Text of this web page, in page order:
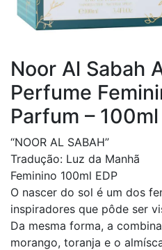
Noor Al Sabah
Perfume
Parfum – 100ml
“NOOR AL SABAH”
Tradução: Luz da Manhã
Feminino 100ml EDP
O nascer do sol é um dos
inspiradores que pôde ser
Da mesma forma, a
morango, toranja e o